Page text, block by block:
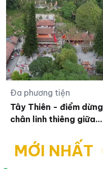
Đa phương tiện
Tây Thiên - điểm dừng
chân linh thiêng giữa
MỚI NHẤT